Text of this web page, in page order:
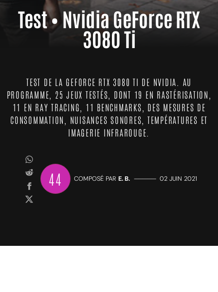
Test • Nvidia GeForce RTX
3080 Ti
TEST DE LA GEFORCE RTX 3080 TI DE NVIDIA. AU
PROGRAMME, 25 JEUX TESTÉS, DONT 19 EN RASTÉRISATION,
11 EN RAY TRACING, 11 BENCHMARKS, DES MESURES DE
CONSOMMATION, NUISANCES SONORES, TEMPÉRATURES ET
IMAGERIE INFRAROUGE.
44 COMPOSÉ PAR E. B. ————— 02 JUIN 2021